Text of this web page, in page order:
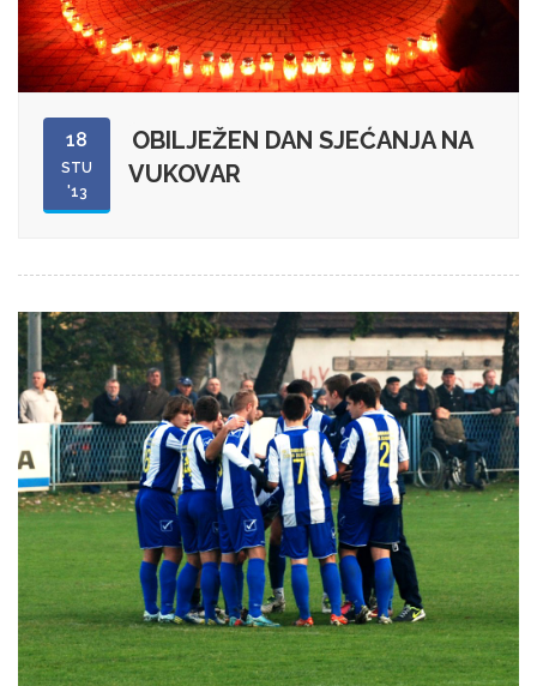
18
STU
'13
OBILJEŽEN DAN SJEĆANJA NA
VUKOVAR